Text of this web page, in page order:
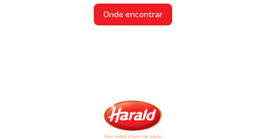
Onde encontrar